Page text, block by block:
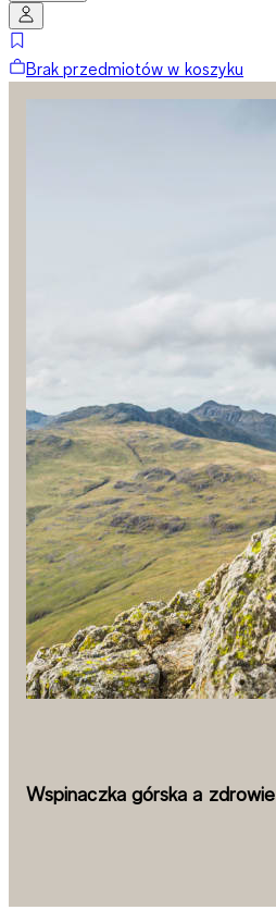
Brak przedmiotów w koszyku
Wspinaczka górska a zdrowie